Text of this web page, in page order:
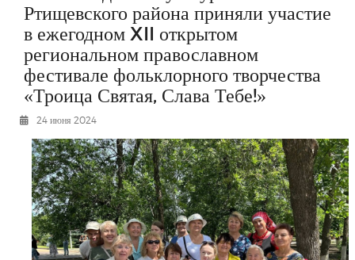
РЕКЛАМОДАТЕЛЯМ
ОБЪЯВЛЕНИЯ
КОНТАКТЫ
Ртищевского района приняли участие
в ежегодном XII открытом
региональном православном
фестивале фольклорного творчества
«Троица Святая, Слава Тебе!»
24 июня 2024